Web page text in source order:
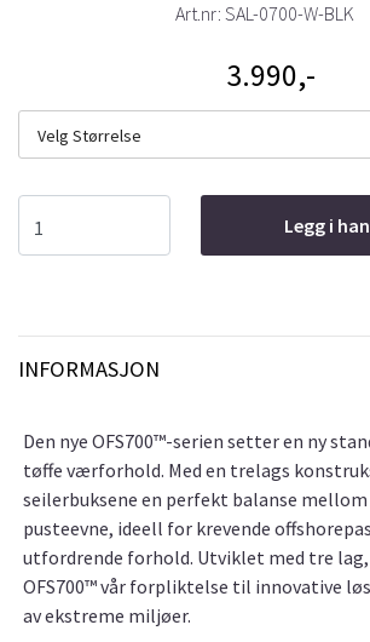
Art.nr: SAL-0700-W-BLK
3.990,-
Velg Størrelse
Legg i
INFORMASJON
Den nye OFS700™-serien setter en ny
tøffe værforhold. Med en trelags
seilerbuksene en perfekt balanse
pusteevne, ideell for krevende
utfordrende forhold. Utviklet med tre
OFS700™ vår forpliktelse til innovative
av ekstreme miljøer.